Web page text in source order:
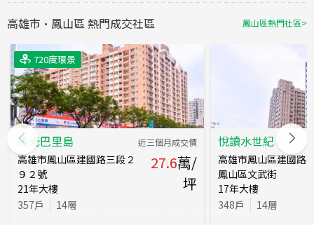
高雄市 · 鳳山區 熱門成交社區 鳳山區熱門社區>
陽光巴里島 近三個月成交價
高雄市鳳山區建國路三段２
９２號
21年大樓
357戶 14層
27.6萬/
坪
悅讀水世紀
高雄市鳳山區建國路
鳳山區文武街
17年大樓
348戶 14層
720度環景
720度環景
720度環景
720度環景